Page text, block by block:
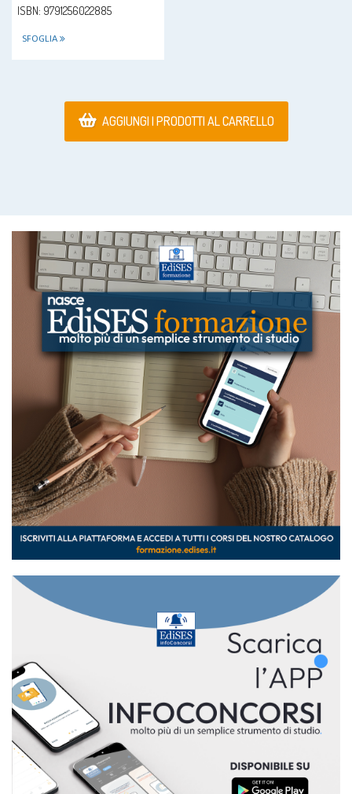
ISBN: 9791256022885
SFOGLIA
AGGIUNGI I PRODOTTI AL CARRELLO